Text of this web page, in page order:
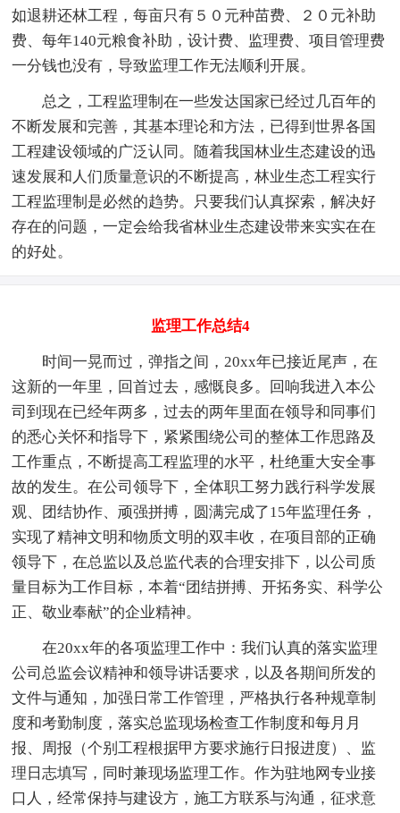
如退耕还林工程，每亩只有５０元种苗费、２０元补助
费、每年140元粮食补助，设计费、监理费、项目管理费
一分钱也没有，导致监理工作无法顺利开展。
总之，工程监理制在一些发达国家已经过几百年的
不断发展和完善，其基本理论和方法，已得到世界各国
工程建设领域的广泛认同。随着我国林业生态建设的迅
速发展和人们质量意识的不断提高，林业生态工程实行
工程监理制是必然的趋势。只要我们认真探索，解决好
存在的问题，一定会给我省林业生态建设带来实实在在
的好处。
监理工作总结4
时间一晃而过，弹指之间，20xx年已接近尾声，在
这新的一年里，回首过去，感慨良多。回响我进入本公
司到现在已经年两多，过去的两年里面在领导和同事们
的悉心关怀和指导下，紧紧围绕公司的整体工作思路及
工作重点，不断提高工程监理的水平，杜绝重大安全事
故的发生。在公司领导下，全体职工努力践行科学发展
观、团结协作、顽强拼搏，圆满完成了15年监理任务，
实现了精神文明和物质文明的双丰收，在项目部的正确
领导下，在总监以及总监代表的合理安排下，以公司质
量目标为工作目标，本着“团结拼搏、开拓务实、科学公
正、敬业奉献”的企业精神。
在20xx年的各项监理工作中：我们认真的落实监理
公司总监会议精神和领导讲话要求，以及各期间所发的
文件与通知，加强日常工作管理，严格执行各种规章制
度和考勤制度，落实总监现场检查工作制度和每月月
报、周报（个别工程根据甲方要求施行日报进度）、监
理日志填写，同时兼现场监理工作。作为驻地网专业接
口人，经常保持与建设方，施工方联系与沟通，征求意